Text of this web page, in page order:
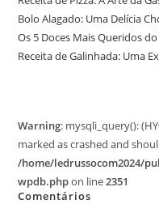
Bolo Alagado: Uma Delícia
Os 5 Doces Mais Queridos
Receita de Galinhada: Uma
Warning: mysqli_query():
marked as crashed and
/home/ledrussocom2024/
wpdb.phpon line2351
Comentários